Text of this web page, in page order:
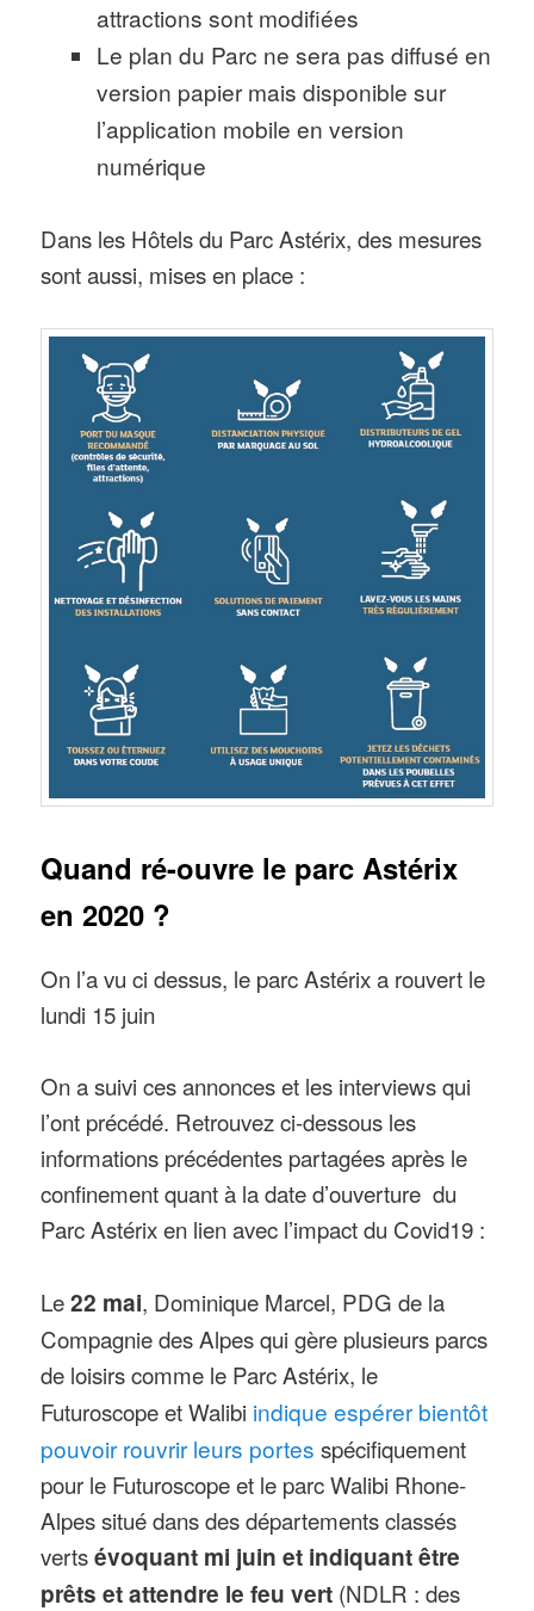
attractions sont modifiées
Le plan du Parc ne sera pas diffusé en
version papier mais disponible sur
l’application mobile en version
numérique
Dans les Hôtels du Parc Astérix, des mesures
sont aussi, mises en place :
Quand ré-ouvre le parc Astérix
en 2020 ?
On l’a vu ci dessus, le parc Astérix a rouvert le
lundi 15 juin
On a suivi ces annonces et les interviews qui
l’ont précédé. Retrouvez ci-dessous les
informations précédentes partagées après le
confinement quant à la date d’ouverture du
Parc Astérix en lien avec l’impact du Covid19 :
Le22 mai, Dominique Marcel, PDG de la
Compagnie des Alpes qui gère plusieurs parcs
de loisirs comme le Parc Astérix, le
Futuroscope et Walibi indique espérer bientôt
pouvoir rouvrir leurs portes spécifiquement
pour le Futuroscope et le parc Walibi Rhone-
Alpes situé dans des départements classés
vertsévoquant mi juin et indiquant être
prêts et attendre le feu vert (NDLR : des